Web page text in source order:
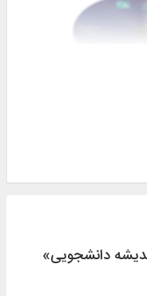
دانشجویی»